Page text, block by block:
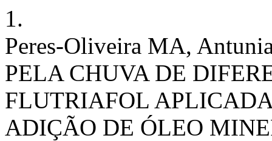
1.
Peres-Oliveira MA,
PELA CHUVA DE
FLUTRIAFOL
ADIÇÃO DE ÓLEO